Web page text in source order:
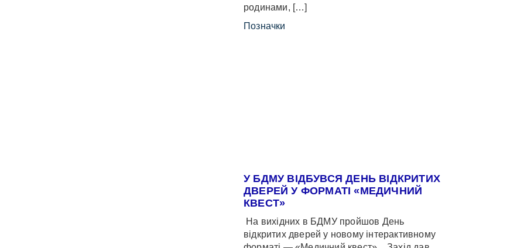
родинами, […]
Позначки
У БДМУ ВІДБУВСЯ ДЕНЬ ВІДКРИТИХ
ДВЕРЕЙ У ФОРМАТІ «МЕДИЧНИЙ
КВЕСТ»
На вихідних в БДМУ пройшов День
відкритих дверей у новому інтерактивному